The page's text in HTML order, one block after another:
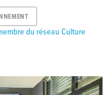
du réseau Culture